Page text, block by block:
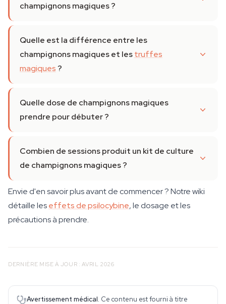
champignons magiques ?
Quelle est la différence entre les
champignons magiques et lestruffes
magiques ?
Quelle dose de champignons magiques
prendre pour débuter ?
Combien de sessions produit un kit de culture
de champignons magiques ?
Envie d'en savoir plus avant de commencer ? Notre wiki
détaille leseffets de psilocybine, le dosage et les
précautions à prendre.
DERNIÈRE MISE À JOUR : AVRIL 2026
Avertissement médical. Ce contenu est fourni à titre